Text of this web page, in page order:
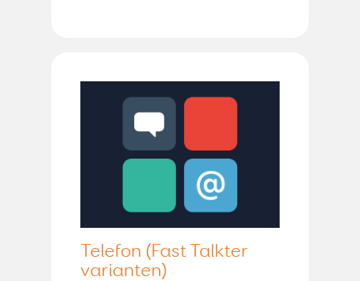
Telefon (Fast Talkter
varianten)